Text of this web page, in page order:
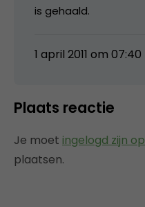
is gehaald.
1 april 2011 om 07:40
Plaats reactie
Je moet ingelogd zijn op
plaatsen.